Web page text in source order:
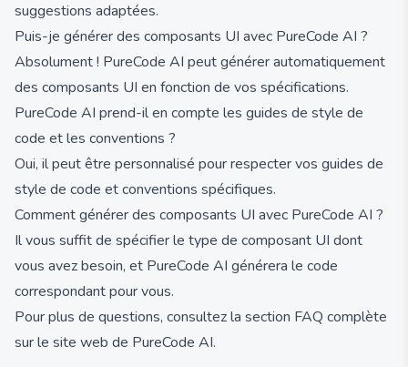
suggestions adaptées.
Puis-je générer des composants UI avec PureCode AI ?
Absolument ! PureCode AI peut générer automatiquement
des composants UI en fonction de vos spécifications.
PureCode AI prend-il en compte les guides de style de
code et les conventions ?
Oui, il peut être personnalisé pour respecter vos guides de
style de code et conventions spécifiques.
Comment générer des composants UI avec PureCode AI ?
Il vous suffit de spécifier le type de composant UI dont
vous avez besoin, et PureCode AI générera le code
correspondant pour vous.
Pour plus de questions, consultez la section FAQ complète
sur le site web de PureCode AI.